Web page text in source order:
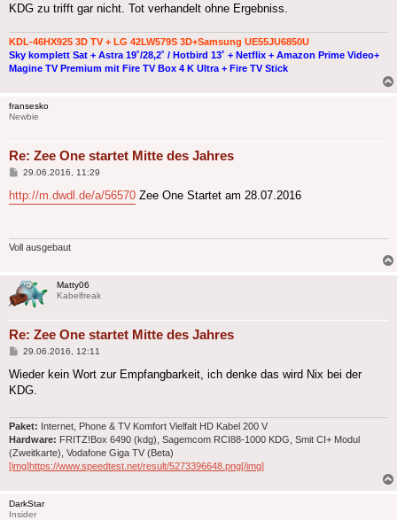
KDG zu trifft gar nicht. Tot verhandelt ohne Ergebniss.
KDL-46HX925 3D TV + LG 42LW579S 3D+Samsung UE55JU6850U
Sky komplett Sat + Astra 19˚/28,2˚ / Hotbird 13˚ + Netflix + Amazon Prime Video+
Magine TV Premium mit Fire TV Box 4 K Ultra + Fire TV Stick
fransesko
Newbie
Re: Zee One startet Mitte des Jahres
Beitrag
29.06.2016, 11:29
http://m.dwdl.de/a/56570 Zee One Startet am 28.07.2016
Voll ausgebaut
Matty06
Kabelfreak
Re: Zee One startet Mitte des Jahres
Beitrag
29.06.2016, 12:11
Wieder kein Wort zur Empfangbarkeit, ich denke das wird Nix bei der
KDG.
Paket: Internet, Phone & TV Komfort Vielfalt HD Kabel 200 V
Hardware: FRITZ!Box 6490 (kdg), Sagemcom RCI88-1000 KDG, Smit CI+ Modul
(Zweitkarte), Vodafone Giga TV (Beta)
[img]https://www.speedtest.net/result/5273396648.png[/img]
DarkStar
Insider